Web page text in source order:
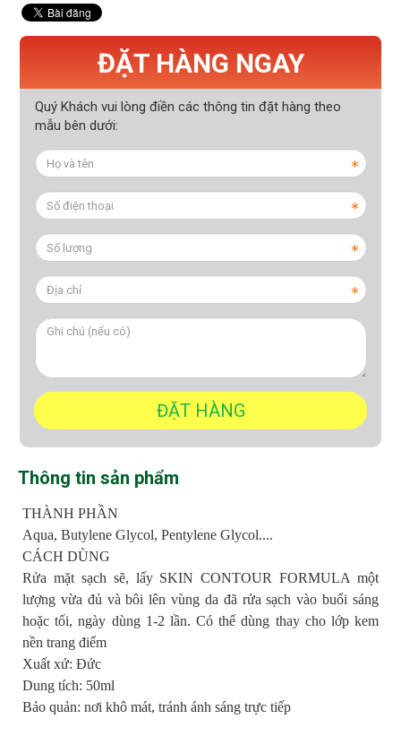
ĐẶT HÀNG NGAY
Quý Khách vui lòng điền các thông tin đặt hàng theo
mẫu bên dưới:
Thông tin sản phẩm
THÀNH PHẦN
Aqua, Butylene Glycol, Pentylene Glycol....
CÁCH DÙNG
Rửa mặt sạch sẽ, lấy SKIN CONTOUR FORMULA một
lượng vừa đủ và bôi lên vùng da đã rửa sạch vào buổi sáng
hoặc tối, ngày dùng 1-2 lần. Có thể dùng thay cho lớp kem
nền trang điểm
Xuất xứ: Đức
Dung tích: 50ml
Bảo quản: nơi khô mát, tránh ánh sáng trực tiếp